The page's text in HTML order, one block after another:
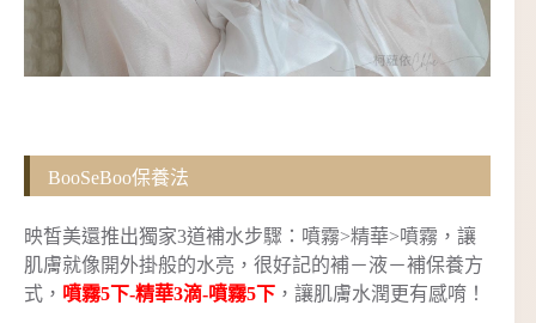
BooSeBoo保養法
映皙美還推出獨家3道補水步驟：噴霧>精華>噴霧，讓
肌膚就像開外掛般的水亮，很好記的補－液－補保養方
式， 噴霧5下-精華3滴-噴霧5下 ，讓肌膚水潤更有感唷！